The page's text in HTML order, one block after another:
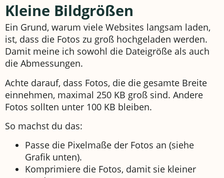
Kleine Bildgrößen
Ein Grund, warum viele Websites langsam laden,
ist, dass die Fotos zu groß hochgeladen werden.
Damit meine ich sowohl die Dateigröße als auch
die Abmessungen.
Achte darauf, dass Fotos, die die gesamte Breite
einnehmen, maximal 250 KB groß sind. Andere
Fotos sollten unter 100 KB bleiben.
So machst du das:
Passe die Pixelmaße der Fotos an (siehe
Grafik unten).
Komprimiere die Fotos, damit sie kleiner